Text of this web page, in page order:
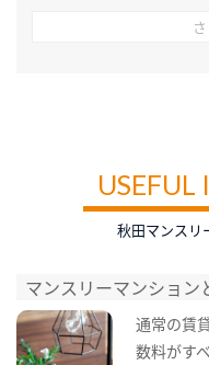
秋田マンスリ
マンスリーマンション
通常の賃
数料がす